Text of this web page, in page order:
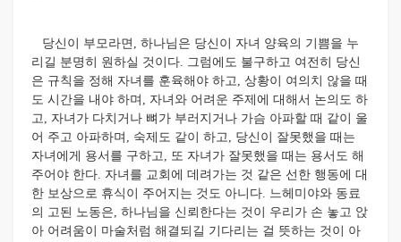
당신이 부모라면, 하나님은 당신이 자녀 양육의 기쁨을 누
리길 분명히 원하실 것이다. 그럼에도 불구하고 여전히 당신
은 규칙을 정해 자녀를 훈육해야 하고, 상황이 여의치 않을 때
도 시간을 내야 하며, 자녀와 어려운 주제에 대해서 논의도 하
고, 자녀가 다치거나 뼈가 부러지거나 가슴 아파할 때 같이 울
어 주고 아파하며, 숙제도 같이 하고, 당신이 잘못했을 때는
자녀에게 용서를 구하고, 또 자녀가 잘못했을 때는 용서도 해
주어야 한다. 자녀를 교회에 데려가는 것 같은 선한 행동에 대
한 보상으로 휴식이 주어지는 것도 아니다. 느헤미야와 동료
의 고된 노동은, 하나님을 신뢰한다는 것이 우리가 손 놓고 앉
아 어려움이 마술처럼 해결되길 기다리는 걸 뜻하는 것이 아